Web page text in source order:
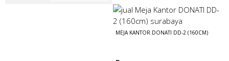
MEJA KANTOR DONATI DD-2 (160CM)